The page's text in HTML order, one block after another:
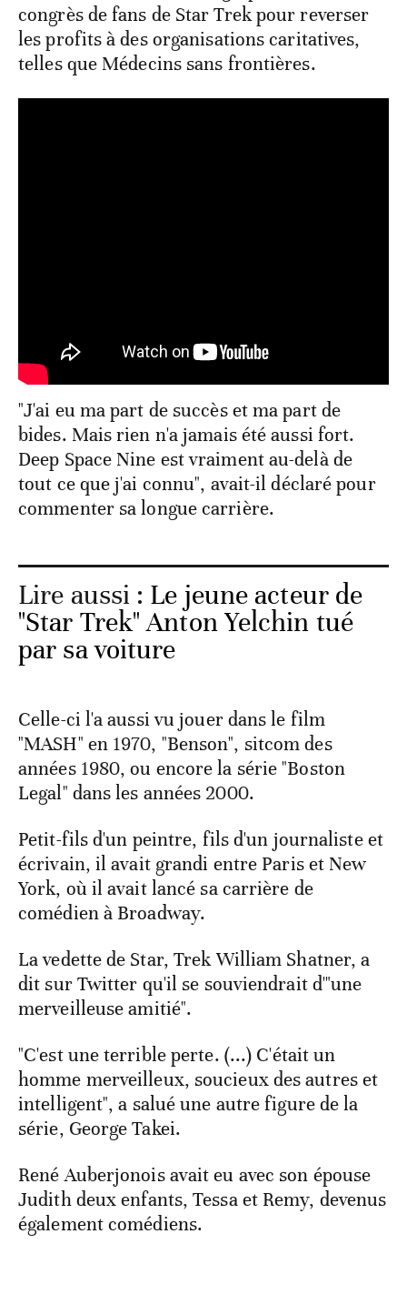
congrès de fans de Star Trek pour reverser
les profits à des organisations caritatives,
telles que Médecins sans frontières.
"J'ai eu ma part de succès et ma part de
bides. Mais rien n'a jamais été aussi fort.
Deep Space Nine est vraiment au-delà de
tout ce que j'ai connu", avait-il déclaré pour
commenter sa longue carrière.
Lire aussi : Le jeune acteur de
"Star Trek" Anton Yelchin tué
par sa voiture
Celle-ci l'a aussi vu jouer dans le film
"MASH" en 1970, "Benson", sitcom des
années 1980, ou encore la série "Boston
Legal" dans les années 2000.
Petit-fils d'un peintre, fils d'un journaliste et
écrivain, il avait grandi entre Paris et New
York, où il avait lancé sa carrière de
comédien à Broadway.
La vedette de Star, Trek William Shatner, a
dit sur Twitter qu'il se souviendrait d'"une
merveilleuse amitié".
"C'est une terrible perte. (...) C'était un
homme merveilleux, soucieux des autres et
intelligent", a salué une autre figure de la
série, George Takei.
René Auberjonois avait eu avec son épouse
Judith deux enfants, Tessa et Remy, devenus
également comédiens.